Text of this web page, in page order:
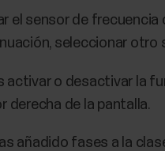
el sensor de
seleccionar otro
activar o desactivar la
derecha de la pantalla.
añadido fases a la